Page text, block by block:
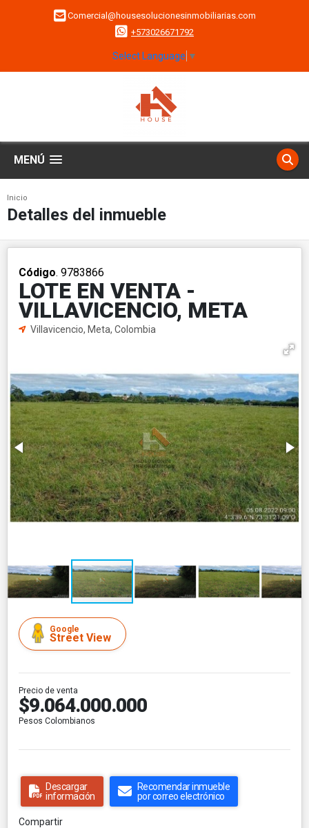
Comercial@housesolucionesinmobiliarias.com
+573026671792
Select Language ▼
MENÚ
Inicio
Detalles del inmueble
Código. 9783866
LOTE EN VENTA -
VILLAVICENCIO, META
Villavicencio, Meta, Colombia
Google
Street View
Precio de venta
$9.064.000.000
Pesos Colombianos
Descargar
información
Recomendar inmueble
por correo electrónico
Compartir